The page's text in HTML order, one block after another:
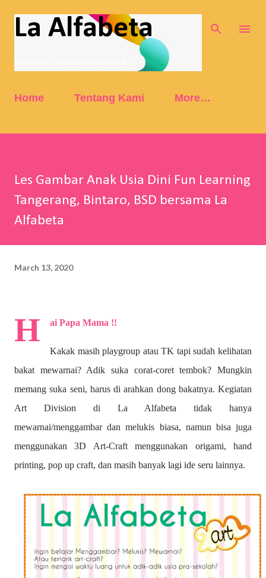
Skip to main content
La Alfabeta
Home Tentang Kami More…
Les Gambar Anak Usia Dini Fun Learning
Tangerang, Bintaro, BSD bersama La
Alfabeta
March 13, 2020
H ai Papa Mama !!
Kakak masih playgroup atau TK tapi sudah kelihatan
bakat mewarnai? Adik suka corat-coret tembok? Mungkin
memang suka seni, harus di arahkan dong bakatnya. Kegiatan
Art Division di La Alfabeta tidak hanya
mewarnai/menggambar dan melukis biasa, namun bisa juga
menggunakan 3D Art-Craft menggunakan origami, hand
printing, pop up craft, dan masih banyak lagi ide seru lainnya.